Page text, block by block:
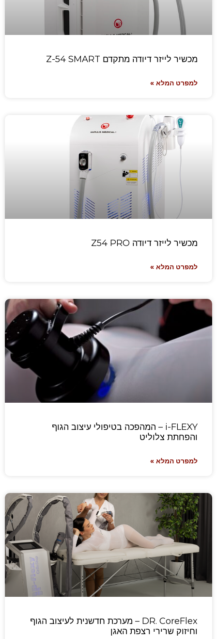
מכשיר לייזר דיודה מתקדם Z-54 SMART
למפרט המלא »
מכשיר לייזר דיודה Z54 PRO
למפרט המלא »
i-FLEXY – המהפכה בטיפולי עיצוב הגוף
והפחתת צלוליט
למפרט המלא »
DR. CoreFlex – מערכת חדשנית לעיצוב הגוף
וחיזוק שרירי רצפת האגן